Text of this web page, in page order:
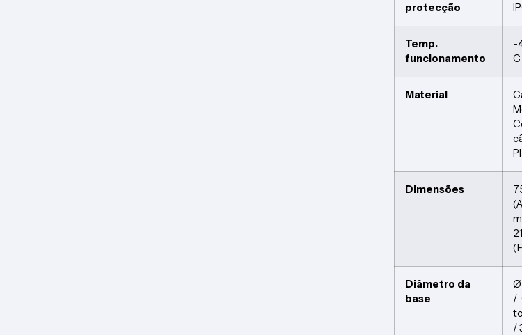
protecção
Temp.
funcionamento
-
C
Material
Dimensões
Diâmetro da
base
Ø
/
/